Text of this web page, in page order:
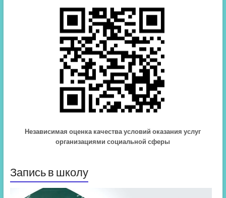
Независимая оценка качества условий оказания услуг
организациями социальной сферы
Запись в школу